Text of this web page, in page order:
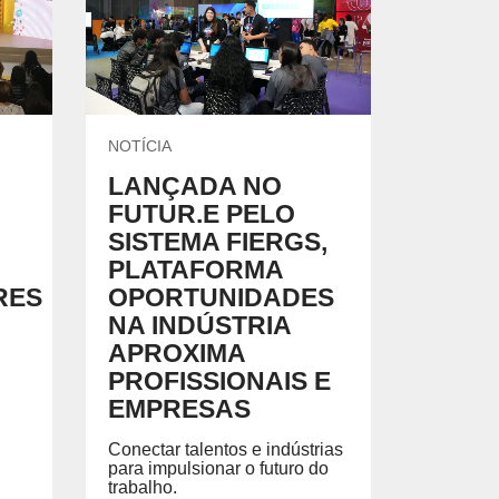
SOBRE A SAÚDE
Saúde
EJA E ENSINO MÉDIO
DAS ENCHENTES DE 2024
NOTÍCIA
LANÇADA NO
FUTUR.E PELO
SISTEMA FIERGS,
PLATAFORMA
OPORTUNIDADES
NA INDÚSTRIA
APROXIMA
PROFISSIONAIS E
EMPRESAS
Conectar talentos e indústrias
para impulsionar o futuro do
trabalho.